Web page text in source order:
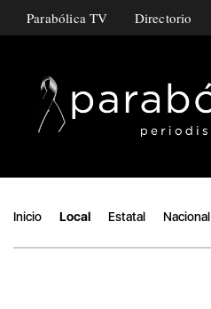
Parabólica TV Directorio
Inicio Local Estatal Nacional